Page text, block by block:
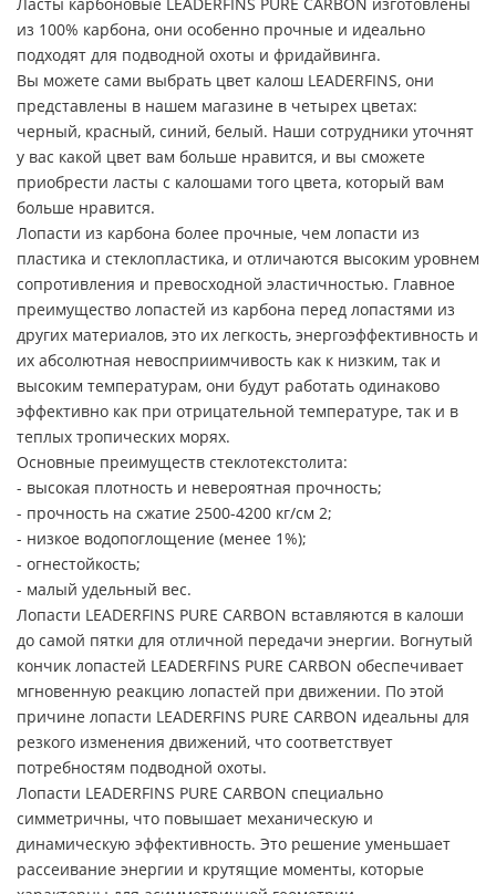
из 100% карбона, они особенно прочные и идеально
подходят для подводной охоты и фридайвинга.
Вы можете сами выбрать цвет калош LEADERFINS, они
представлены в нашем магазине в четырех цветах:
черный, красный, синий, белый. Наши сотрудники уточнят
у вас какой цвет вам больше нравится, и вы сможете
приобрести ласты с калошами того цвета, который вам
больше нравится.
Лопасти из карбона более прочные, чем лопасти из
пластика и стеклопластика, и отличаются высоким уровнем
сопротивления и превосходной эластичностью. Главное
преимущество лопастей из карбона перед лопастями из
других материалов, это их легкость, энергоэффективность и
их абсолютная невосприимчивость как к низким, так и
высоким температурам, они будут работать одинаково
эффективно как при отрицательной температуре, так и в
теплых тропических морях.
Основные преимуществ стеклотекстолита:
- высокая плотность и невероятная прочность;
- прочность на сжатие 2500-4200 кг/см 2;
- низкое водопоглощение (менее 1%);
- огнестойкость;
- малый удельный вес.
Лопасти LEADERFINS PURE CARBON вставляются в калоши
до самой пятки для отличной передачи энергии. Вогнутый
кончик лопастей LEADERFINS PURE CARBON обеспечивает
мгновенную реакцию лопастей при движении. По этой
причине лопасти LEADERFINS PURE CARBON идеальны для
резкого изменения движений, что соответствует
потребностям подводной охоты.
Лопасти LEADERFINS PURE CARBON специально
симметричны, что повышает механическую и
динамическую эффективность. Это решение уменьшает
рассеивание энергии и крутящие моменты, которые